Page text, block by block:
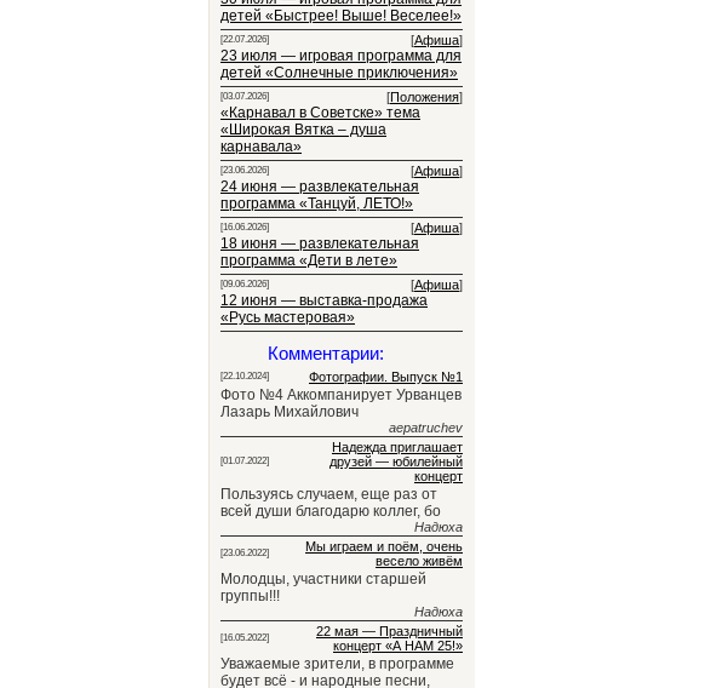
детей «Быстрее! Выше! Веселее!»
[22.07.2026] [Афиша]
23 июля — игровая программа для
детей «Солнечные приключения»
[03.07.2026] [Положения]
«Карнавал в Советске» тема
«Широкая Вятка – душа
карнавала»
[23.06.2026] [Афиша]
24 июня — развлекательная
программа «Танцуй, ЛЕТО!»
[16.06.2026] [Афиша]
18 июня — развлекательная
программа «Дети в лете»
[09.06.2026] [Афиша]
12 июня — выставка-продажа
«Русь мастеровая»
Комментарии:
[22.10.2024] Фотографии. Выпуск №1
Фото №4 Аккомпанирует Урванцев
Лазарь Михайлович
aepatruchev
[01.07.2022]
Надежда приглашает
друзей — юбилейный
концерт
Пользуясь случаем, еще раз от
всей души благодарю коллег, бо
Надюха
[23.06.2022]
Мы играем и поём, очень
весело живём
Молодцы, участники старшей
группы!!!
Надюха
[16.05.2022]
22 мая — Праздничный
концерт «А НАМ 25!»
Уважаемые зрители, в программе
будет всё - и народные песни,